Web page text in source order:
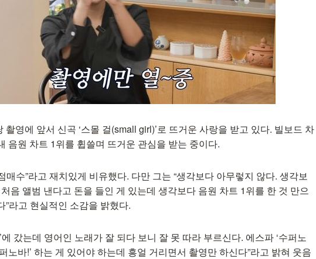
촬영에 앞서 신곡 ‘스몰 걸(small girl)’로 뜨거운 사랑을 받고 있다. 빌보드 차
음원 차트 1위를 휩쓸며 뜨거운 관심을 받는 중이다.
매수”라고 재치있게 비유했다. 다만 그는 “생각보다 아무렇지 않다. 생각보
음 앨범 낸다고 돈을 들인 게 있는데 생각보다 음원 차트 1위를 한 것 만으
”라고 현실적인 소감을 밝혔다.
에 갔는데 영어인 노래가 잘 되다 보니 잘 못 따라 부르신다. 에스파 ‘수퍼노
노바!’ 하는 게 있어야 하는데 흥얼 거리면서 촬영만 하신다”라고 밝혀 웃음